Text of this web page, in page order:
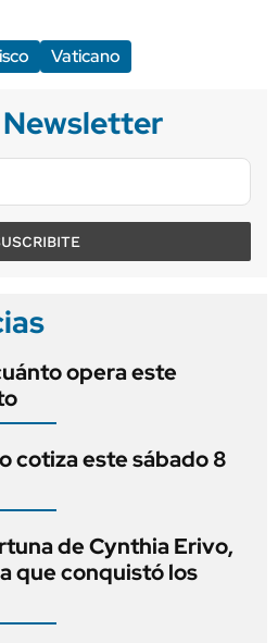
Vaticano
opera este
cotiza este sábado 8
de Cynthia Erivo,
que conquistó los